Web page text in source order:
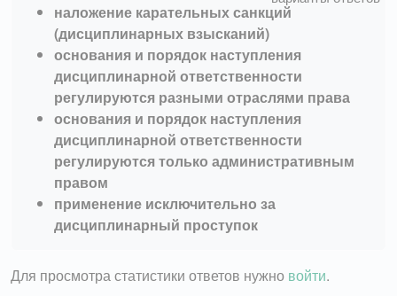
наложение карательных санкций
(дисциплинарных взысканий)
основания и порядок наступления
дисциплинарной ответственности
регулируются разными отраслями права
основания и порядок наступления
дисциплинарной ответственности
регулируются только административным
правом
применение исключительно за
дисциплинарный проступок
Для просмотра статистики ответов нужно войти.